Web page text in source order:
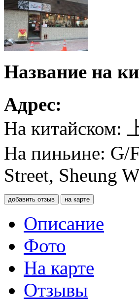
Название на
Адрес:
На китайском:
На пиньине: G/
Street, Sheung
добавить отзыв на карте
Описание
Фото
На карте
Отзывы